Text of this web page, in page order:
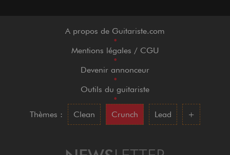
A propos de Guitariste.com
•
Mentions légales / CGU
•
Devenir annonceur
•
Outils du guitariste
•
Thèmes :
Clean Crunch Lead +